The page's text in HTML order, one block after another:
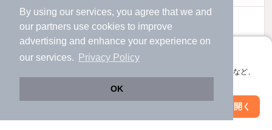
By using our services, you agree that we and
our partners use cookies to improve
advertising and enhance your experience on
our services.
Privacy Policy
OK
アプリに切り替えて、サクサクお部屋探し
会員登録なしですぐ使える。マップ検索やお気に入り保存など、
アプリを開く
温水洗浄便座
インターネット無料
絞り込み条件を変更